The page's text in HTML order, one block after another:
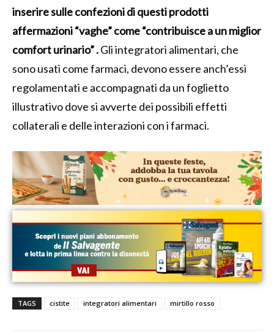
inserire sulle confezioni di questi prodotti
affermazioni “vaghe” come “contribuisce a un miglior
comfort urinario” .Gli integratori alimentari, che
sono usati come farmaci, devono essere anch’essi
regolamentati e accompagnati da un foglietto
illustrativo dove si avverte dei possibili effetti
collaterali e delle interazioni con i farmaci.
TAGS cistite integratori alimentari mirtillo rosso